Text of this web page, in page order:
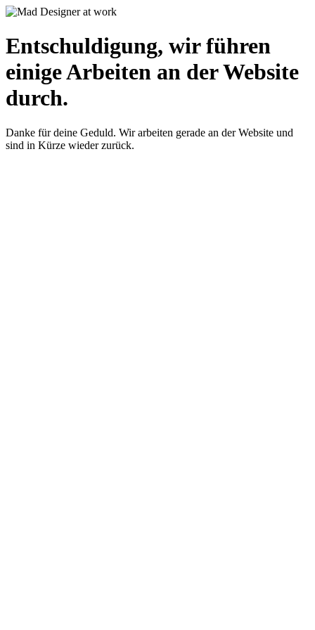
Entschuldigung, wir führen
einige Arbeiten an der Website
durch.
Danke für deine Geduld. Wir arbeiten gerade an der Website und
sind in Kürze wieder zurück.